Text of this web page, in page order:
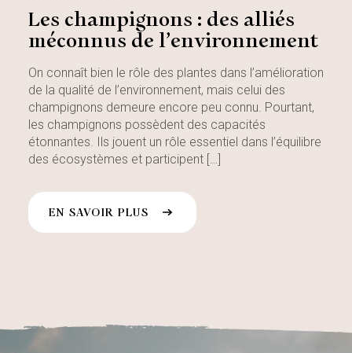
Les champignons : des alliés
méconnus de l’environnement
On connaît bien le rôle des plantes dans l’amélioration
de la qualité de l’environnement, mais celui des
champignons demeure encore peu connu. Pourtant,
les champignons possèdent des capacités
étonnantes. Ils jouent un rôle essentiel dans l’équilibre
des écosystèmes et participent […]
EN SAVOIR PLUS